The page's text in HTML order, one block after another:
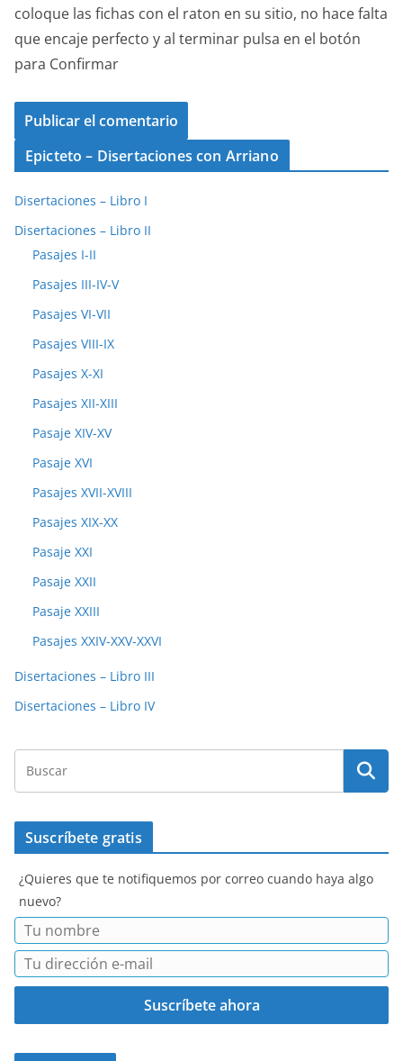
coloque las fichas con el raton en su sitio, no hace falta
que encaje perfecto y al terminar pulsa en el botón
para Confirmar
Epicteto – Disertaciones con Arriano
Disertaciones – Libro I
Disertaciones – Libro II
Pasajes I-II
Pasajes III-IV-V
Pasajes VI-VII
Pasajes VIII-IX
Pasajes X-XI
Pasajes XII-XIII
Pasaje XIV-XV
Pasaje XVI
Pasajes XVII-XVIII
Pasajes XIX-XX
Pasaje XXI
Pasaje XXII
Pasaje XXIII
Pasajes XXIV-XXV-XXVI
Disertaciones – Libro III
Disertaciones – Libro IV
Suscríbete gratis
¿Quieres que te notifiquemos por correo cuando haya algo
nuevo?